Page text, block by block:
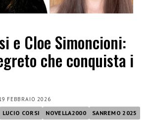
e Cloe Simoncioni:
che conquista i
FEBBRAIO 2026
LUCIO CORSI NOVELLA2000
SANREMO 2025